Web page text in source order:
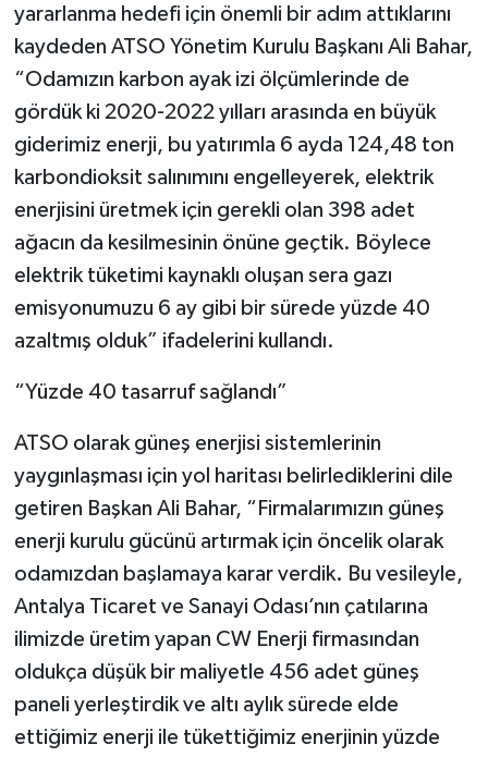
yararlanma hedefi için önemli bir adım attıklarını
kaydeden ATSO Yönetim Kurulu Başkanı Ali Bahar,
“Odamızın karbon ayak izi ölçümlerinde de
gördük ki 2020-2022 yılları arasında en büyük
giderimiz enerji, bu yatırımla 6 ayda 124,48 ton
karbondioksit salınımını engelleyerek, elektrik
enerjisini üretmek için gerekli olan 398 adet
ağacın da kesilmesinin önüne geçtik. Böylece
elektrik tüketimi kaynaklı oluşan sera gazı
emisyonumuzu 6 ay gibi bir sürede yüzde 40
azaltmış olduk” ifadelerini kullandı.
“Yüzde 40 tasarruf sağlandı”
ATSO olarak güneş enerjisi sistemlerinin
yaygınlaşması için yol haritası belirlediklerini dile
getiren Başkan Ali Bahar, “Firmalarımızın güneş
enerji kurulu gücünü artırmak için öncelik olarak
odamızdan başlamaya karar verdik. Bu vesileyle,
Antalya Ticaret ve Sanayi Odası’nın çatılarına
ilimizde üretim yapan CW Enerji firmasından
oldukça düşük bir maliyetle 456 adet güneş
paneli yerleştirdik ve altı aylık sürede elde
ettiğimiz enerji ile tükettiğimiz enerjinin yüzde